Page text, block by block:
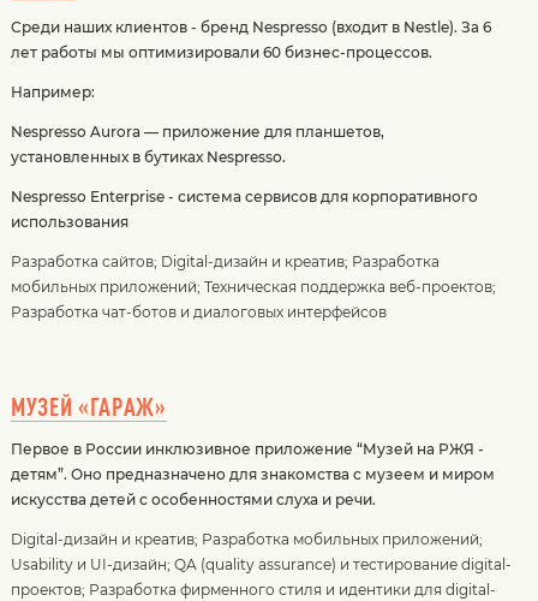
Среди наших клиентов - бренд Nespresso (входит в Nestle). За 6
лет работы мы оптимизировали 60 бизнес-процессов.
Например:
Nespresso Aurora — приложение для планшетов,
установленных в бутиках Nespresso.
Nespresso Enterprise - система сервисов для корпоративного
использования
Разработка сайтов; Digital-дизайн и креатив; Разработка
мобильных приложений; Техническая поддержка веб-проектов;
Разработка чат-ботов и диалоговых интерфейсов
МУЗЕЙ «ГАРАЖ»
Первое в России инклюзивное приложение “Музей на РЖЯ -
детям”. Оно предназначено для знакомства с музеем и миром
искусства детей с особенностями слуха и речи.
Digital-дизайн и креатив; Разработка мобильных приложений;
Usability и UI-дизайн; QA (quality assurance) и тестирование digital-
проектов; Разработка фирменного стиля и идентики для digital-